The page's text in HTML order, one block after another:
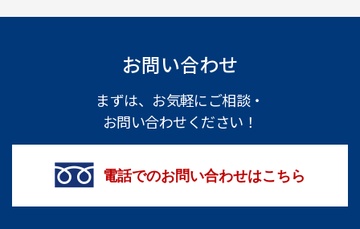
お問い合わせ
まずは、お気軽にご相談・
お問い合わせください！
電話でのお問い合わせはこちら